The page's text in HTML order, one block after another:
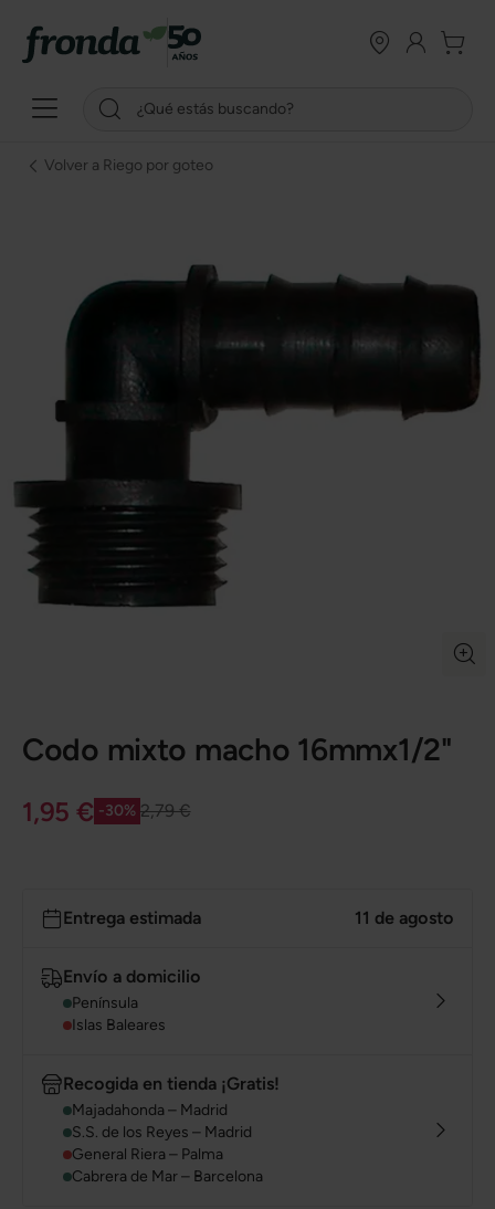
Volver a Riego por goteo
Codo mixto macho 16mmx1/2"
1,95 € -30% 2,79 €
Entrega estimada 11 de agosto
Envío a domicilio
Península
Islas Baleares
Recogida en tienda ¡Gratis!
Majadahonda – Madrid
S.S. de los Reyes – Madrid
General Riera – Palma
Cabrera de Mar – Barcelona